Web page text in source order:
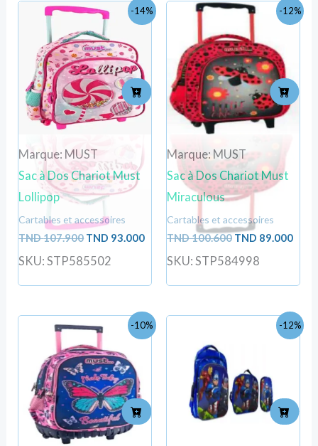
-14%
Marque: MUST
Sac à Dos Chariot Must
Lollipop
Cartables et accessoires
TND107.900
Le
prix
initial
était :
TND
107.900.
TND 93.000
Le
prix
93.000.
SKU: STP585502
-12%
Marque: MUST
Sac à Dos Chariot Must
Miraculous
Cartables et accessoires
TND100.600
Le
prix
initial
était :
TND
100.600.
TND 89.000
Le
prix
SKU: STP584998
-10%
prix
initial
était :
TND
198.800.
prix
actuel
est :
TND
179.000.
-12%
était :
TND
94.000.
Le
prix